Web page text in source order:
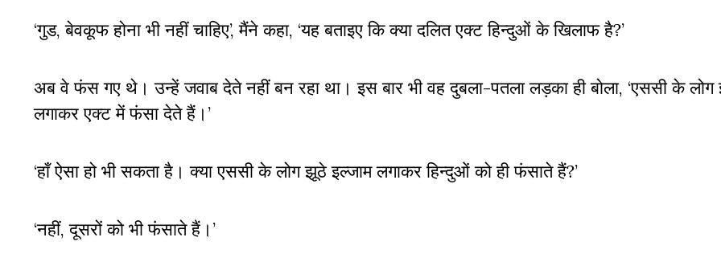
‘गुड, बेवकूफ होना भी नहीं चाहिए’, मैंने कहा, ‘यह बताइए कि क्या दलित एक्ट हिन्दुओं के खिलाफ है?’
अब वे फंस गए थे। उन्हें जवाब देते नहीं बन रहा था। इस बार भी वह दुबला-पतला लड़का ही बोला, ‘एससी के
लगाकर एक्ट में फंसा देते हैं।’
‘हाँ ऐसा हो भी सकता है। क्या एससी के लोग झूठे इल्जाम लगाकर हिन्दुओं को ही फंसाते हैं?’
‘नहीं, दूसरों को भी फंसाते हैं।’